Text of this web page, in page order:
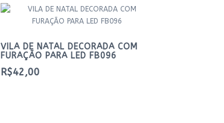
VILA DE NATAL DECORADA COM
FURAÇÃO PARA LED FB096
R$42,00